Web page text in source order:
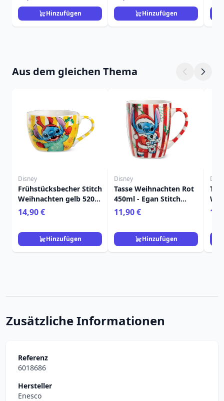
PEANUTS
Hinzufügen Hinzufügen
Aus dem gleichen Thema
Disney
Frühstücksbecher Stitch
Weihnachten gelb 520
ml - Egan Disney Home
14,90 €
Hinzufügen
Disney
Tasse Weihnachten Rot
450ml - Egan Stitch
Home
11,90 €
Hinzufügen
Zusätzliche Informationen
Referenz
6018686
Hersteller
Enesco